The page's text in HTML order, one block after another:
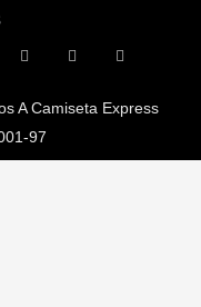
ACamiseta Express
97